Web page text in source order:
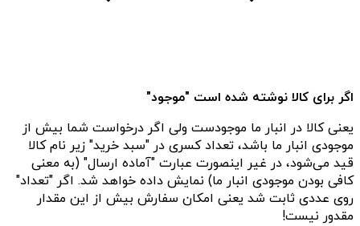
اگر برای کالا نوشته شده است "موجود"
یعنی کالا در انبار ما موجودست ولی اگر درخواست شما بیش از
موجودی انبار ما باشد، تعداد کسری در "سبد خرید" زیر نام کالا
قید می‌شود، در غیر اینصورت عبارت "آماده ارسال" (به معنی
کافی بودن موجودی انبار ما) نمایش داده خواهد شد. اگر "تعداد"
روی عددی ثابت شد یعنی امکان سفارش بیش از این مقدار
مقدور نیست!